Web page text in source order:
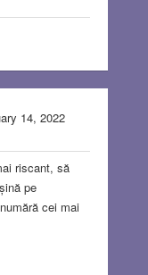
14, 2022
riscant, să
pe
cei mai